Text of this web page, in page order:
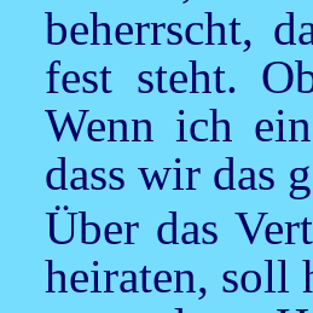
beherrscht,
fest steht.
Wenn ich
dass wir das
Über das
heiraten, soll